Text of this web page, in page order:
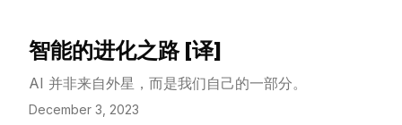
第一次世界大战（WWI）、第二次世界大战（WWII）
和中国古代的战国时期（WSP）。通过评估模拟的有
效性，我们检验了尖端 AI 系统在研究诸如国际冲突这
样的复杂集体人类行为的能力及其局限性。在这些模拟
智能的进化之路 [译]
AI 并非来自外星，而是我们自己的一部分。
December 3, 2023
View Article